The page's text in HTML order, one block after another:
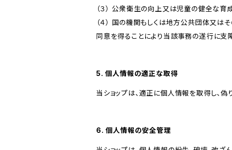
（３） 公衆衛生の向上又は児童の健全な
（４） 国の機関もしくは地方公共団体又
同意を得ることにより当該事務の遂行に支
5. 個人情報の適正な取得
当ショップは、適正に個人情報を取得し、
6. 個人情報の安全管理